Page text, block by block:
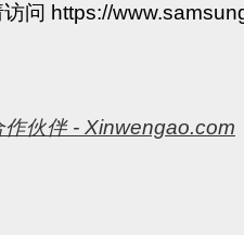
问 https://
作伙伴 - Xinwengao.com